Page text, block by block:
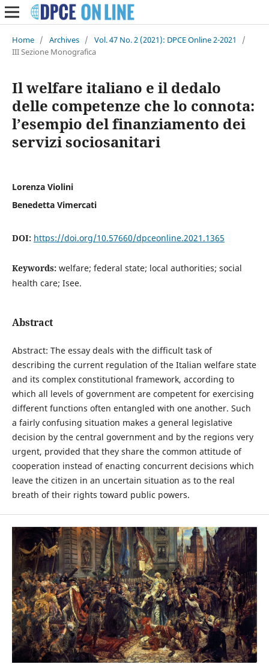
Home / Archives / Vol. 47 No. 2 (2021): DPCE Online 2-2021
/
III Sezione Monografica
Il welfare italiano e il dedalo
delle competenze che lo connota:
l’esempio del finanziamento dei
servizi sociosanitari
Lorenza Violini
Benedetta Vimercati
DOI: https://doi.org/10.57660/dpceonline.2021.1365
Keywords: welfare; federal state; local authorities; social
health care; Isee.
Abstract
Abstract: The essay deals with the difficult task of
describing the current regulation of the Italian welfare state
and its complex constitutional framework, according to
which all levels of government are competent for exercising
different functions often entangled with one another. Such
a fairly confusing situation makes a general legislative
decision by the central government and by the regions very
urgent, provided that they share the common attitude of
cooperation instead of enacting concurrent decisions which
leave the citizen in an uncertain situation as to the real
breath of their rights toward public powers.